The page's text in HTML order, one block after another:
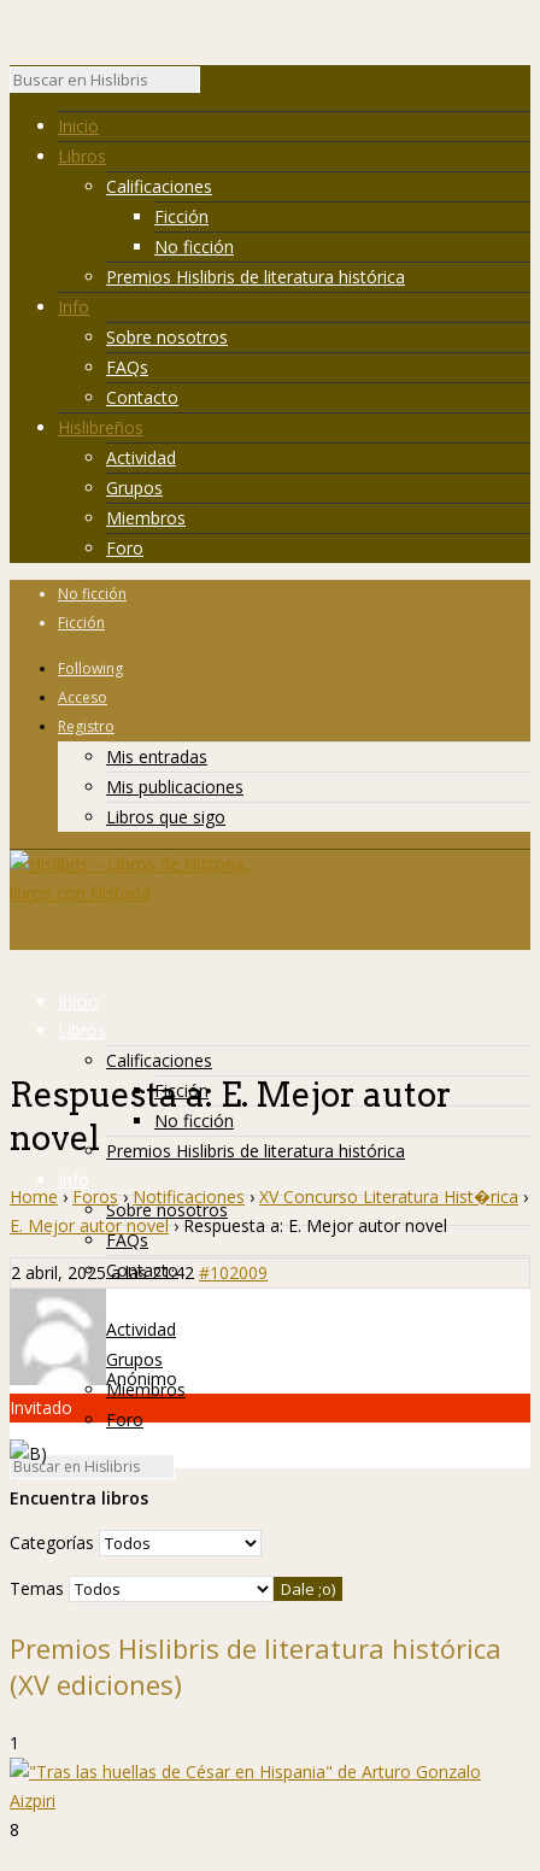
Inicio
Libros
Calificaciones
Ficción
No ficción
Premios Hislibris de literatura histórica
Info
Sobre nosotros
FAQs
Contacto
Hislibreños
Actividad
Grupos
Miembros
Foro
No ficción
Ficción
Following
Acceso
Registro
Mis entradas
Mis publicaciones
Libros que sigo
Inicio
Libros
Calificaciones
Ficción
No ficción
Premios Hislibris de literatura histórica
Info
Sobre nosotros
FAQs
Contacto
Hislibreños
Actividad
Grupos
Miembros
Foro
Respuesta a: E. Mejor autor
novel
Home › Foros › Notificaciones › XV Concurso Literatura Hist�rica ›
E. Mejor autor novel › Respuesta a: E. Mejor autor novel
2 abril, 2025 a las 21:42 #102009
Anónimo
Invitado
Encuentra libros
Categorías
Temas
Premios Hislibris de literatura histórica
(XV ediciones)
1
8